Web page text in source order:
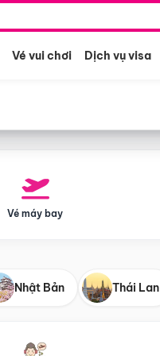
Vé vui chơi Dịch vụ visa
Vé máy bay
Nhật Bản Thái Lan